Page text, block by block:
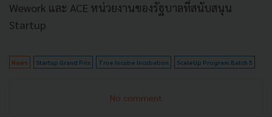
Wework และ ACE หน่วยงานของรัฐบาลที่สนับสนุน
Startup
News Startup Grand Prix True Incube Incubation ScaleUp Program Batch 5
No comment